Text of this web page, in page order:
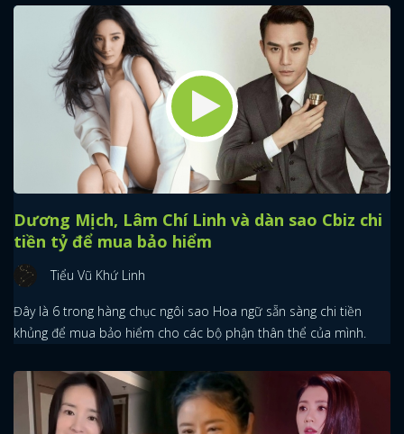
Dương Mịch, Lâm Chí Linh và dàn sao Cbiz chi
tiền tỷ để mua bảo hiểm
Tiểu Vũ Khứ Linh
Đây là 6 trong hàng chục ngôi sao Hoa ngữ sẵn sàng chi tiền
khủng để mua bảo hiểm cho các bộ phận thân thể của mình.